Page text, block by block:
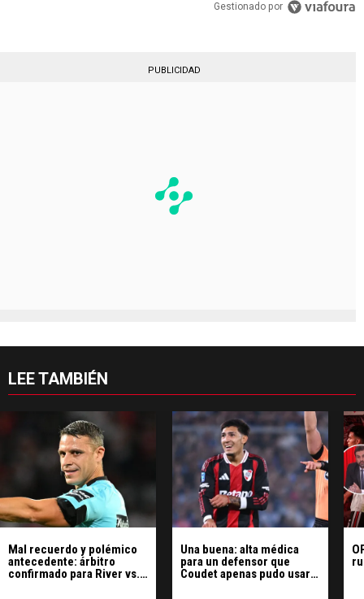
Gestionado por
PUBLICIDAD
LEE TAMBIÉN
Mal recuerdo y polémico
antecedente: árbitro
confirmado para River vs.
Una buena: alta médica
para un defensor que
Coudet apenas pudo usar